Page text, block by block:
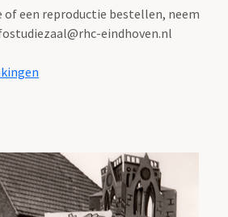
een reproductie bestellen, neem
eindhoven.nl